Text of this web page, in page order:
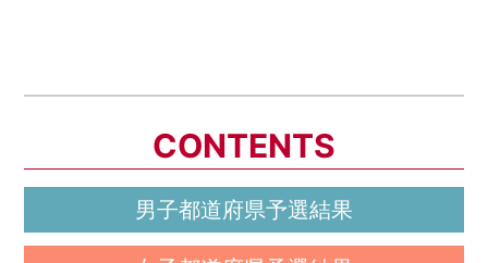
CONTENTS
男子都道府県予選結果